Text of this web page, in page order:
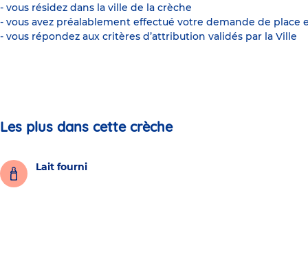
- vous résidez dans la ville de la crèche
- vous avez préalablement effectué votre demande de place
- vous répondez aux critères d’attribution validés par la Ville
Les plus dans cette crèche
Lait fourni